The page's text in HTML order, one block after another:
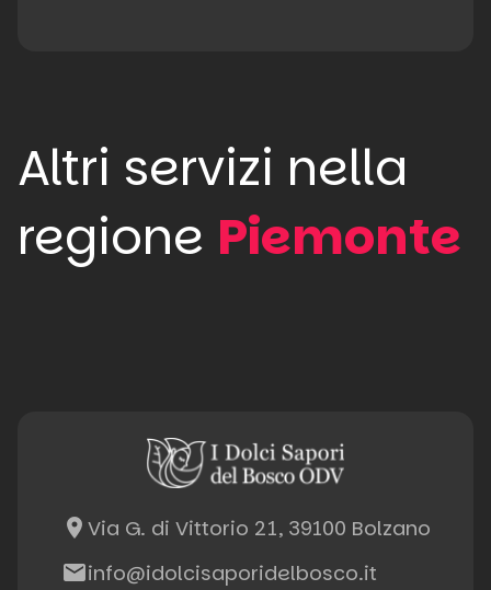
Altri servizi nella
regione Piemonte
place Via G. di Vittorio 21, 39100 Bolzano
emailinfo@idolcisaporidelbosco.it